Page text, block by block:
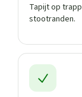
Tapijt op
stootranden.